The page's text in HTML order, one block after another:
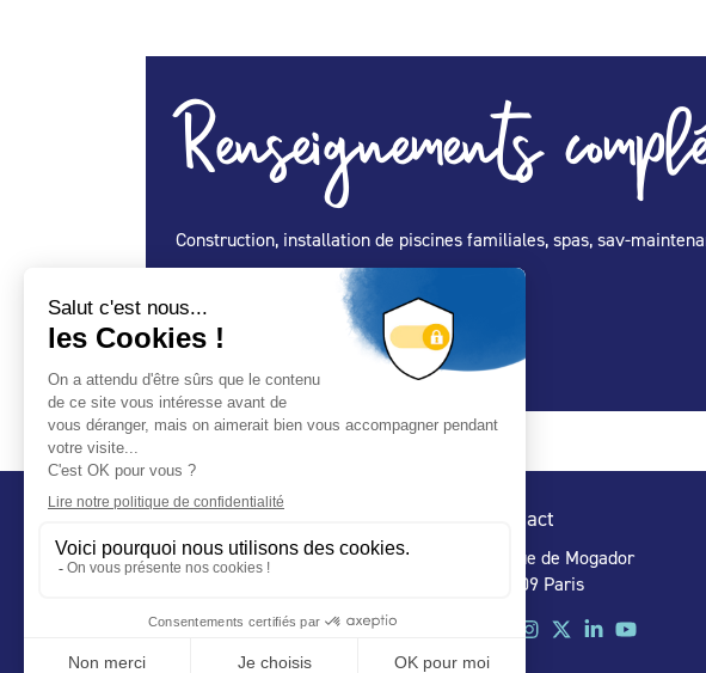
Renseignements
Construction, installation de piscines familiales, spas, sav-
Spécialité Construction :
Spécialité Entretien Maintenance :
Spécialité Spa : Oui
Contact
32 rue de Mogador
75 009 Paris